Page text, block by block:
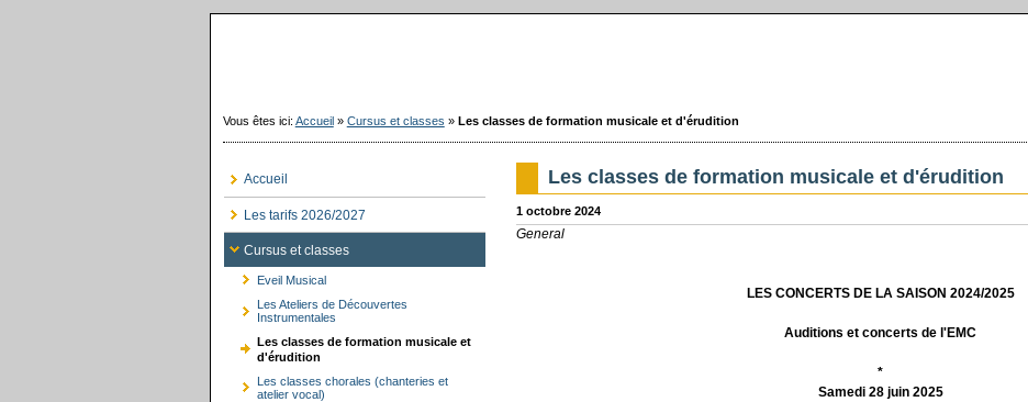
Vous êtes ici: Accueil» Cursus et classes » Les classes de formation musicale et d'érudition
Accueil
Les tarifs 2026/2027
Cursus et classes
Eveil Musical
Les Ateliers de Découvertes
Instrumentales
Les classes de formation musicale et
d'érudition
Les classes chorales (chanteries et
atelier vocal)
Les classes de formation musicale et d'érudition
1 octobre 2024
General
LES CONCERTS DE LA SAISON 2024/2025
Auditions et concerts de l'EMC
*
Samedi 28 juin 2025